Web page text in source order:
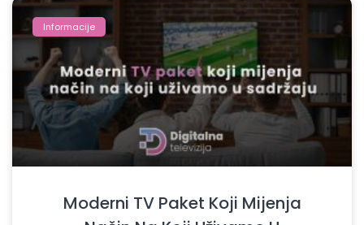
Informacije
Moderni TV Paket Koji Mijenja